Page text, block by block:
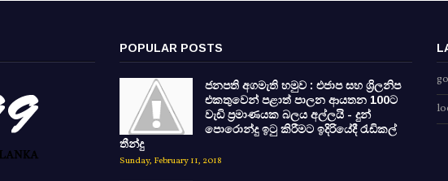
POPULAR POSTS
ජනපති අගමැති හමුව : එජාප සහ ශ්‍රිලනිප
එකතුවෙන් පළාත් පාලන ආයතන 100ට
වැඩි ප්‍රමාණයක බලය අල්ලයි - දුන්
පොරොන්දු ඉටු කිරීමට ඉදිරියේදී රැඩිකල්
තීන්දු
Sunday, February 11, 2018